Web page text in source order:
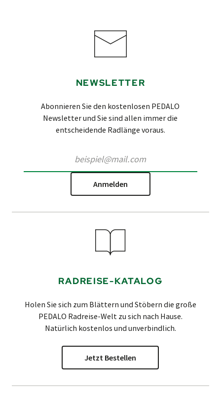
NEWSLETTER
Abonnieren Sie den kostenlosen PEDALO
Newsletter und Sie sind allen immer die
entscheidende Radlänge voraus.
Anmelden
RADREISE-KATALOG
Holen Sie sich zum Blättern und Stöbern die große
PEDALO Radreise-Welt zu sich nach Hause.
Natürlich kostenlos und unverbindlich.
Jetzt Bestellen